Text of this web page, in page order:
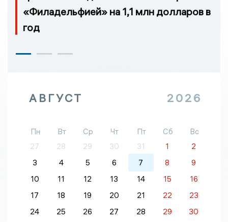
«Филадельфией» на 1,1 млн долларов в
год
АВГУСТ 2026
Пн Вт Ср Чт Пт Сб
Вс
27
28 29 30 31 1
2
3
4 5 6 7 8
9
10
11 12 13 14 15
16
17
18 19 20 21 22
23
24
25 26 27 28 29
30